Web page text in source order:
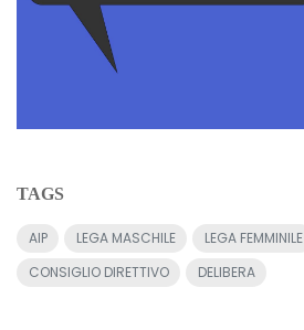
TAGS
AIP LEGA MASCHILE
LEGA FEMMINILE
CONSIGLIO DIRETTIVO
DELIBERA